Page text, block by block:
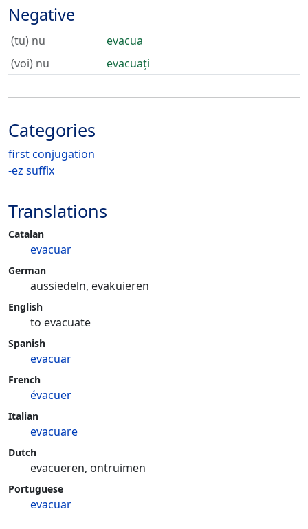
Negative
(tu) nu
evacua
(voi) nu
evacuați
Categories
first conjugation
-ez suffix
Translations
Catalan
evacuar
German
aussiedeln, evakuieren
English
to evacuate
Spanish
evacuar
French
évacuer
Italian
evacuare
Dutch
evacueren, ontruimen
Portuguese
evacuar